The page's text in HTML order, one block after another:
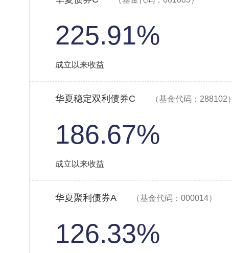
225.91%
成立以来收益
华夏稳定双利债券C （基金代码：288102）
186.67%
成立以来收益
华夏聚利债券A （基金代码：000014）
126.33%